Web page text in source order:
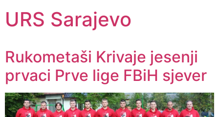
URS Sarajevo
Rukometaši Krivaje jesenji
prvaci Prve lige FBiH sjever